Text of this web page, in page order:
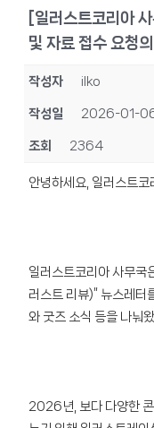
[일러스트코리아
및 자료 접수 요청
작성자 ilko
작성일 2026-01-
조회 2364
안녕하세요, 일러스트코
일러스트코리아 사무국
러스트 리뷰)” 뉴스레터
와 굿즈 소식 등을 나눠
2026년, 보다 다양한